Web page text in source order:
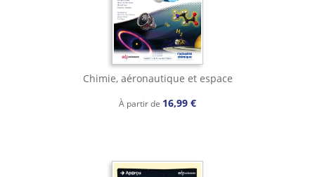
Chimie, aéronautique et espace
À partir de 16,99 €